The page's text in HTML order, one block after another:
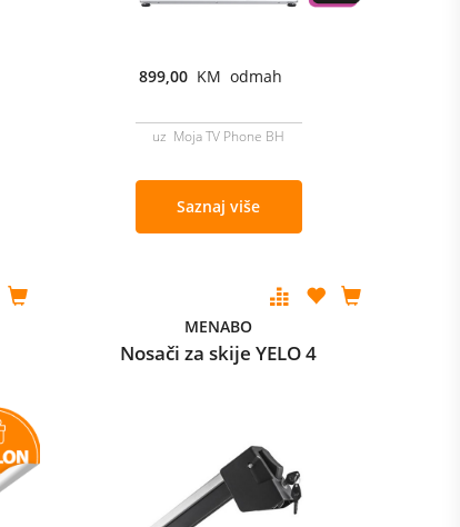
899,00 KM odmah
uz Moja TV Phone BH
Saznaj više
MENABO
Nosači za skije YELO 4